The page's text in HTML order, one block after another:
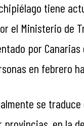
tiene
el Ministerio de
por
en febrero
se